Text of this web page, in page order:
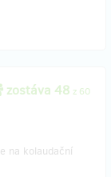
zostáva 48 z 60
na kolaudační